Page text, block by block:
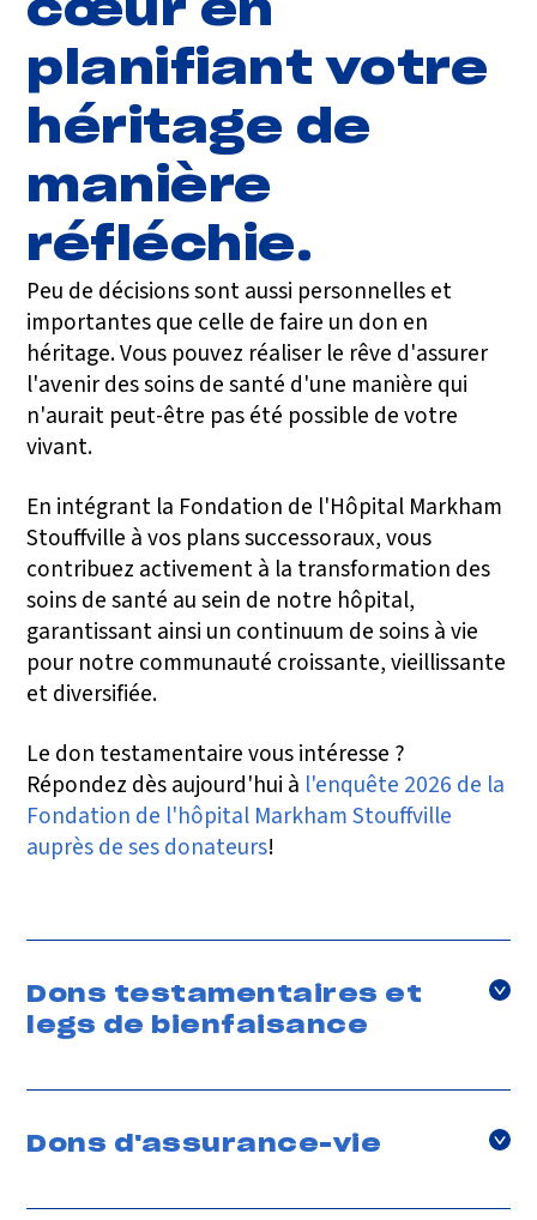
cœur en
planifiant votre
héritage de
manière
réfléchie.
Peu de décisions sont aussi personnelles et
importantes que celle de faire un don en
héritage. Vous pouvez réaliser le rêve d'assurer
l'avenir des soins de santé d'une manière qui
n'aurait peut-être pas été possible de votre
vivant.
En intégrant la Fondation de l'Hôpital Markham
Stouffville à vos plans successoraux, vous
contribuez activement à la transformation des
soins de santé au sein de notre hôpital,
garantissant ainsi un continuum de soins à vie
pour notre communauté croissante, vieillissante
et diversifiée.
Le don testamentaire vous intéresse ?
Répondez dès aujourd'hui à l'enquête 2026 de la
Fondation de l'hôpital Markham Stouffville
auprès de ses donateurs!
Dons testamentaires et
legs de bienfaisance
mais efficace de laisser un héritage durable.
Dons d'assurance-vie